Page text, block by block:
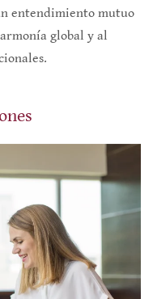
entendimiento mutuo
global y al